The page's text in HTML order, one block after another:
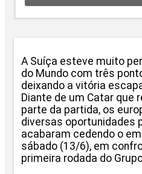
A Suíça esteve muito
do Mundo com três
deixando a vitória
Diante de um Catar que
parte da partida, os
diversas oportunidades
acabaram cedendo o
sábado (13/6), em
primeira rodada do